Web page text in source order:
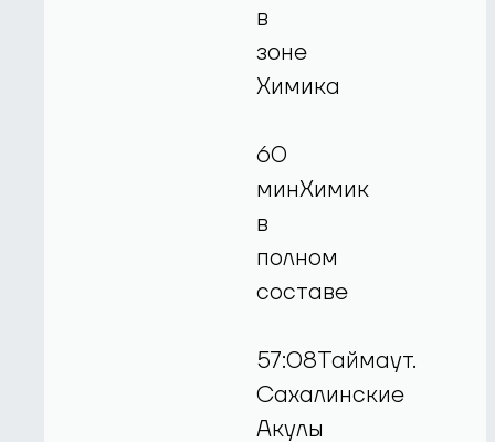
в
зоне
Химика
60
минХимик
в
полном
составе
57:08Таймаут.
Сахалинские
Акулы